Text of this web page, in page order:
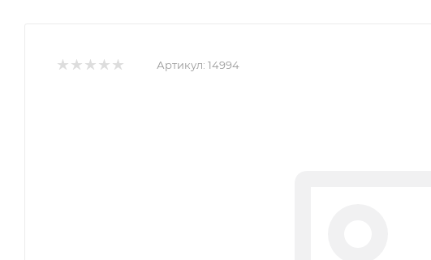
Артикул: 14994